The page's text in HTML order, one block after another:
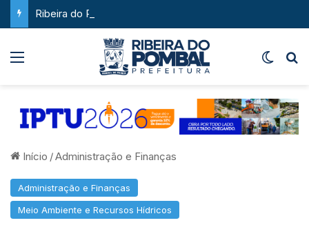
Início /Administração e Finanças
Administração e Finanças
Meio Ambiente e Recursos Hídricos